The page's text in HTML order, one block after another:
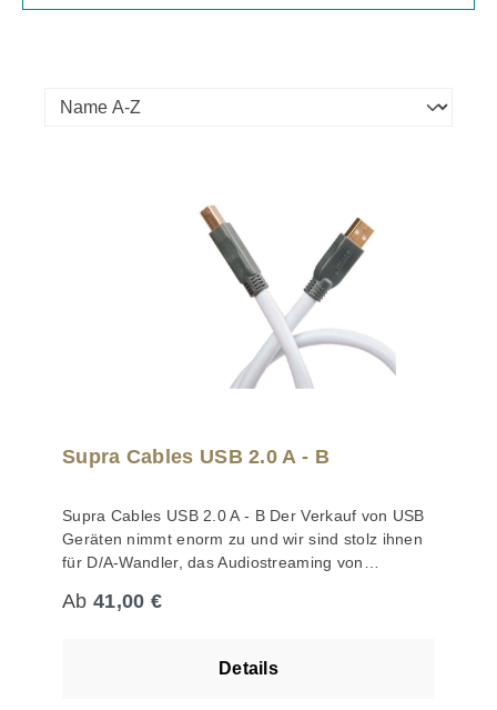
Supra Cables USB 2.0 A - B
Supra Cables USB 2.0 A - B Der Verkauf von USB
Geräten nimmt enorm zu und wir sind stolz ihnen
für D/A-Wandler, das Audiostreaming von
USB-Kabel anbieten zu können. Es gibt einen
Wiedergabe entstehen, da die Fehlerkorrektur
Regulärer Preis:
Ab 41,00 €
Details